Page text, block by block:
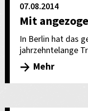
07.08.2014
Mit
In Berlin hat das
jahrzehntelange
Mehr